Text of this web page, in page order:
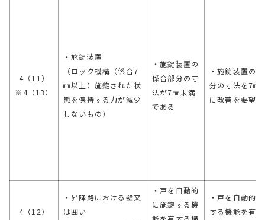
4（11）
※4（13）
・施錠装置
（ロック機構（係合7
㎜以上）施錠された状
態を保持する力が減少
しないもの）
・施錠装置の
係合部分の寸
法が7㎜未満
である
・施錠装置の
分の寸法を7㎜
に改善を要望
4（12）
・昇降路における壁又
は囲い
・戸を自動的
に施錠する機
・戸を自動的
する機能を有